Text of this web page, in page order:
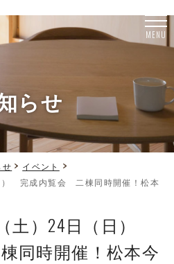
MENU
らせ
せ
イベント
） 完成内覧会 二棟同時開催！松本
土）24日（日）
同時開催！松本今